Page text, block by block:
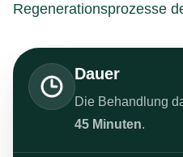
Regenerationsprozesse
Dauer
Die Behandlung
45 Minuten.